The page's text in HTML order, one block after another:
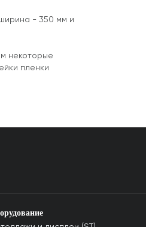
- 350 мм и
некоторые
пленки